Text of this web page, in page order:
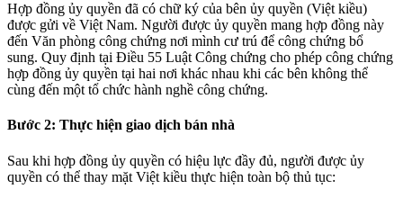
Hợp đồng ủy quyền đã có chữ ký của bên ủy quyền (Việt kiều)
được gửi về Việt Nam. Người được ủy quyền mang hợp đồng này
đến Văn phòng công chứng nơi mình cư trú để công chứng bổ
sung. Quy định tại Điều 55 Luật Công chứng cho phép công chứng
hợp đồng ủy quyền tại hai nơi khác nhau khi các bên không thể
cùng đến một tổ chức hành nghề công chứng.
Bước 2: Thực hiện giao dịch bán nhà
Sau khi hợp đồng ủy quyền có hiệu lực đầy đủ, người được ủy
quyền có thể thay mặt Việt kiều thực hiện toàn bộ thủ tục: